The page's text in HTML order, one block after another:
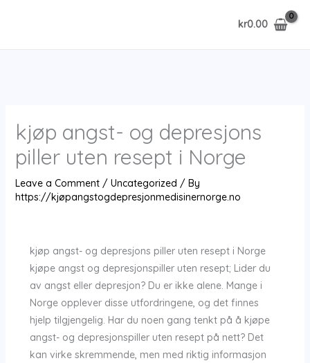
kr0.00
kjøp angst- og depresjons
piller uten resept i Norge
Leave a Comment / Uncategorized / By
https://kjøpangstogdepresjonmedisinernorge.no
kjøp angst- og depresjons piller uten resept i Norge
kjøpe angst og depresjonspiller uten resept; Lider du
av angst eller depresjon? Du er ikke alene. Mange i
Norge opplever disse utfordringene, og det finnes
hjelp tilgjengelig. Har du noen gang tenkt på å kjøpe
angst- og depresjonspiller uten resept på nett? Det
kan virke skremmende, men med riktig informasjon